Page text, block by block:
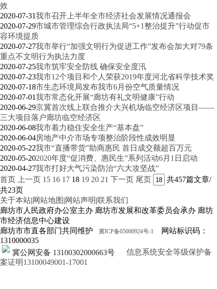
效
2020-07-31我市召开上半年全市经济社会发展情况通报会
2020-07-29市城市管理综合行政执法局“5+1整治提升”行动促市
容环境提质
2020-07-27我市举行“加强文明行为促进工作”发布会加大对79条
重点不文明行为执法力度
2020-07-25我市筑牢安全防线 确保安全度汛
2020-07-23我市12个项目和个人荣获2019年度河北省科学技术奖
2020-07-18市生态环境局发布我市6月份空气质量情况
2020-07-01我市常态化开展“廊坊有礼文明健康”行动
2020-06-29京冀首次线上联合推介大兴机场临空经济区项目——
三大项目落户廊坊临空经济区
2020-06-08我市着力稳住安全生产“基本盘”
2020-06-04房地产中介市场专项整治阶段性成效明显
2020-05-22我市“直播带货”助商惠民 首日成交额超百万元
2020-05-202020年度“促消费、惠民生”系列活动6月1日启动
2020-04-27我市打好大气污染防治“六大攻坚战”
首页
上一页 15 16 17 18 19 20 21 下一页 尾页
共457篇文章/
共23页
关于本站|网站地图 |网站声明|联系我们
廊坊市人民政府办公室主办 廊坊市发展和改革委员会承办 廊坊
市经济信息中心建设
廊坊市市直各部门共同维护
冀ICP备05000924号-1
网站标识码：
1310000035
冀公网安备 13100302000663号
信息系统安全等级保护备
案证明13100049001-17001